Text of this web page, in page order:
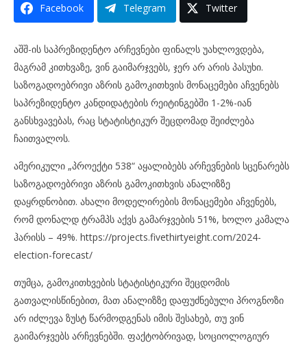
Facebook Telegram Twitter
აშშ-ის საპრეზიდენტო არჩევნები ფინალს უახლოვდება,
მაგრამ კითხვაზე, ვინ გაიმარჯვებს, ჯერ არ არის პასუხი.
საზოგადოებრივი აზრის გამოკითხვის მონაცემები აჩვენებს
საპრეზიდენტო კანდიდატების რეიტინგებში 1-2%-იან
განსხვავებას, რაც სტატისტიკურ შეცდომად შეიძლება
ჩაითვალოს.
ამერიკული „პროექტი 538“ აყალიბებს არჩევნების სცენარებს
საზოგადოებრივი აზრის გამოკითხვის ანალიზზე
დაყრდნობით. ახალი მოდელირების მონაცემები აჩვენებს,
რომ დონალდ ტრამპს აქვს გამარჯვების 51%, ხოლო კამალა
ჰარისს – 49%. https://projects.fivethirtyeight.com/2024-
election-forecast/
თუმცა, გამოკითხვების სტატისტიკური შეცდომის
გათვალისწინებით, მათ ანალიზზე დაფუძნებული პროგნოზი
არ იძლევა ზუსტ წარმოდგენას იმის შესახებ, თუ ვინ
გაიმარჯვებს არჩევნებში. ფაქტობრივად, სოციოლოგიურ